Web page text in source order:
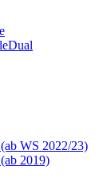
WS 2022/23)
2019)